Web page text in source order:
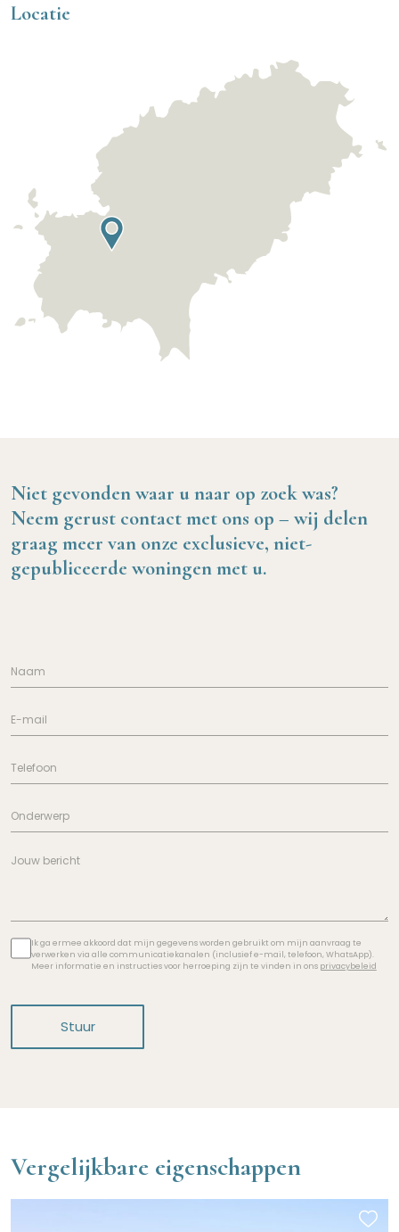
Locatie
Niet gevonden waar u naar op zoek was?
Neem gerust contact met ons op – wij delen
graag meer van onze exclusieve, niet-
gepubliceerde woningen met u.
Ik ga ermee akkoord dat mijn gegevens worden gebruikt om mijn aanvraag te
verwerken via alle communicatiekanalen (inclusief e-mail, telefoon, WhatsApp).
Meer informatie en instructies voor herroeping zijn te vinden in ons privacybeleid
Stuur
Vergelijkbare eigenschappen